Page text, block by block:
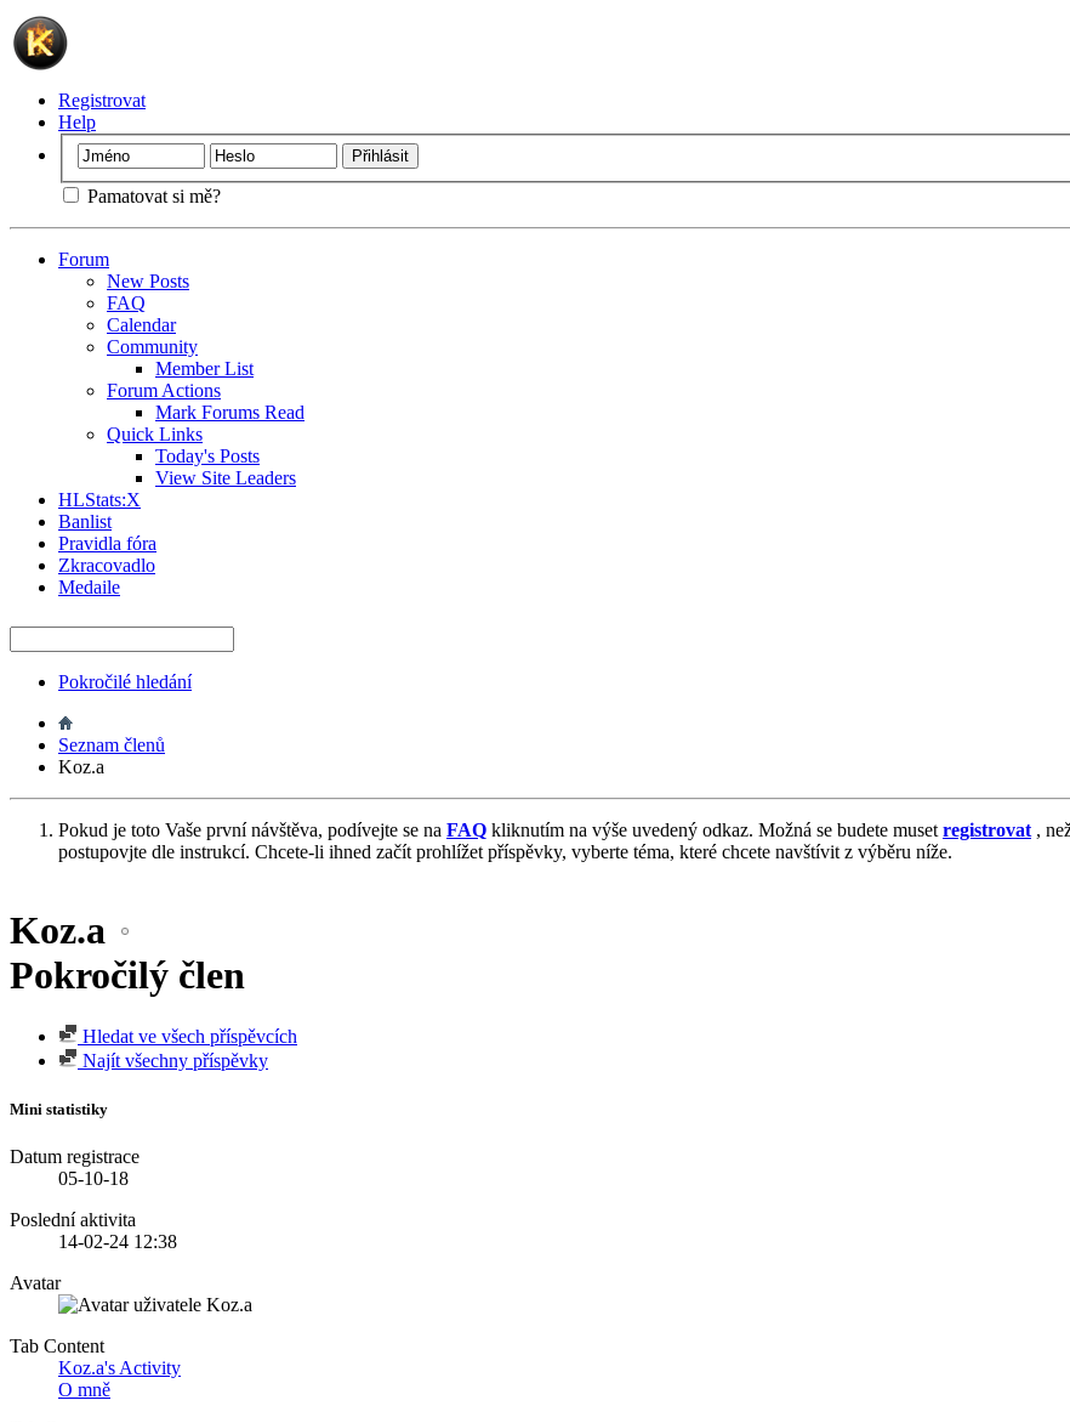
Registrovat
Help
Pamatovat si mě?
Forum
New Posts
FAQ
Calendar
Community
Member List
Forum Actions
Mark Forums Read
Quick Links
Today's Posts
View Site Leaders
HLStats:X
Banlist
Pravidla fóra
Zkracovadlo
Medaile
Pokročilé hledání
Seznam členů
Koz.a
Pokud je toto Vaše první návštěva, podívejte se na FAQ kliknutím na výše uvedený odkaz. Možná se budete muset registrovat ,
postupovjte dle instrukcí. Chcete-li ihned začít prohlížet příspěvky, vyberte téma, které chcete navštívit z výběru níže.
Koz.a
Pokročilý člen
Hledat ve všech příspěvcích
Najít všechny příspěvky
Mini statistiky
Datum registrace
05-10-18
Poslední aktivita
14-02-24 12:38
Avatar
Tab Content
Koz.a's Activity
O mně